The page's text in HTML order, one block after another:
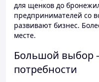
для щенков до
предпринимателей со
развивают бизнес.
месте.
Большой выбор
потребности